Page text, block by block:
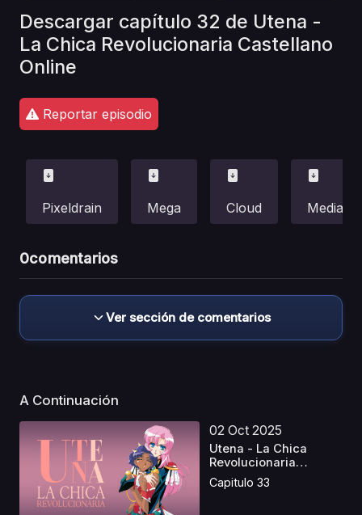
Descargar capítulo 32 de Utena -
La Chica Revolucionaria Castellano
Online
Reportar episodio
Pixeldrain Mega Cloud
0comentarios
Ver sección de comentarios
A Continuación
02 Oct 2025
Utena - La Chica
Revolucionaria
Castella...
Capitulo 33